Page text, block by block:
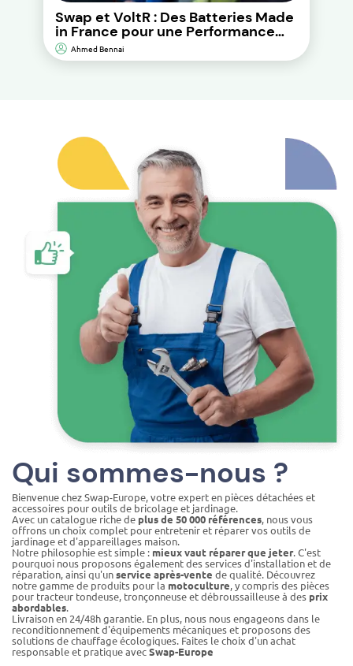
Swap et VoltR : Des Batteries Made
in France pour une Performance
Durable et d’Impact
Environnemental Réduit.
Ahmed Bennai
Qui sommes-nous ?
Bienvenue chez Swap-Europe, votre expert en pièces détachées et
accessoires pour outils de bricolage et jardinage.
Avec un catalogue riche de plus de 50 000 références, nous vous
offrons un choix complet pour entretenir et réparer vos outils de
jardinage et d'appareillages maison.
Notre philosophie est simple : mieux vaut réparer que jeter. C'est
pourquoi nous proposons également des services d'installation et de
réparation, ainsi qu'unservice après-vente de qualité. Découvrez
notre gamme de produits pour la motoculture, y compris des pièces
pour tracteur tondeuse, tronçonneuse et débroussailleuse à des prix
abordables.
Livraison en 24/48h garantie. En plus, nous nous engageons dans le
reconditionnement d'équipements mécaniques et proposons des
solutions de chauffage écologiques. Faites le choix d'un achat
responsable et pratique avecSwap-Europe